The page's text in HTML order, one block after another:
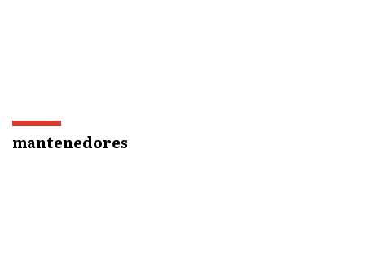
mantenedores